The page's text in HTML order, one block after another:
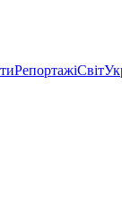
РепортажіСвіт